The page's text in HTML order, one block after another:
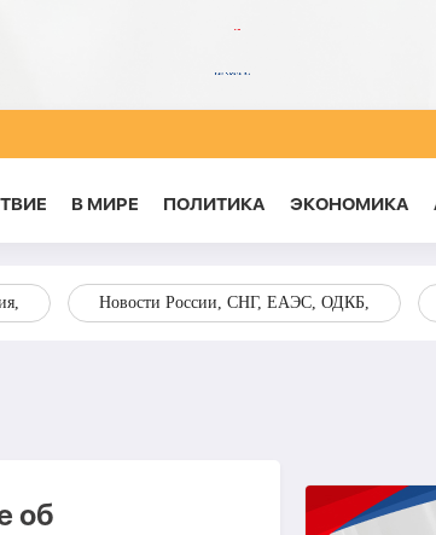
В МИРЕ ПОЛИТИКА ЭКОНОМИКА
Новости России, СНГ, ЕАЭС, ОДКБ,
об